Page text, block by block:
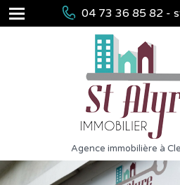
04 73 36 85 82 -
Agence immobilière à